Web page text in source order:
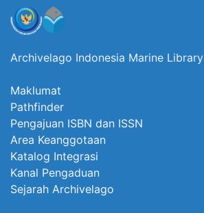
Archivelago Indonesia Marine Library
Maklumat
Pathfinder
Pengajuan ISBN dan ISSN
Area Keanggotaan
Katalog Integrasi
Kanal Pengaduan
Sejarah Archivelago